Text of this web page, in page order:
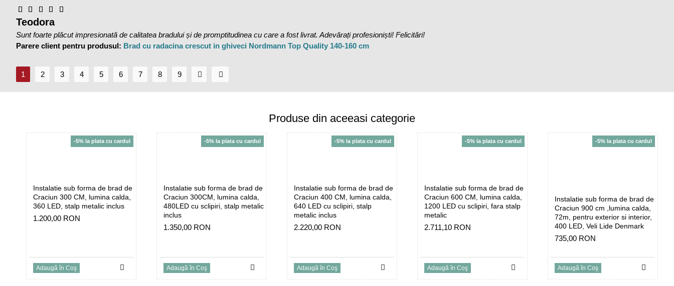
Teodora
Sunt foarte plăcut impresionată de calitatea bradului și de promptitudinea cu care a fost livrat. Adevărați profesioniști! Felicitări!
Parere client pentru produsul: Brad cu radacina crescut in ghiveci Nordmann Top Quality 140-160 cm
1 2 3 4 5 6 7 8 9
Produse din aceeasi categorie
-5% la plata cu cardul
Instalatie sub forma de brad de
Craciun 300 CM, lumina calda,
360 LED, stalp metalic inclus
1.200,00 RON
Adaugă în Coş
-5% la plata cu cardul
Instalatie sub forma de brad de
Craciun 300CM, lumina calda,
480LED cu sclipiri, stalp metalic
inclus
1.350,00 RON
Adaugă în Coş
-5% la plata cu cardul
Instalatie sub forma de brad de
Craciun 400 CM, lumina calda,
640 LED cu sclipiri, stalp
metalic inclus
2.220,00 RON
Adaugă în Coş
-5% la plata cu cardul
Instalatie sub forma de brad de
Craciun 600 CM, lumina calda,
1200 LED cu sclipiri, fara stalp
metalic
2.711,10 RON
Adaugă în Coş
-5% la plata cu cardul
Instalatie sub forma de brad de
Craciun 900 cm ,lumina calda,
72m, pentru exterior si interior,
400 LED, Veli Lide Denmark
735,00 RON
Adaugă în Coş